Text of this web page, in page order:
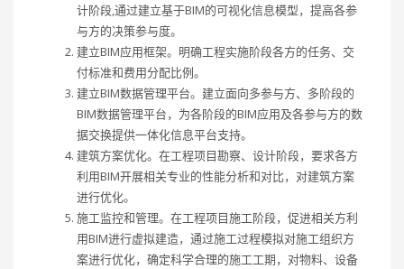
计阶段,通过建立基于BIM的可视化信息模型，提高各参
与方的决策参与度。
建立BIM应用框架。明确工程实施阶段各方的任务、交
付标准和费用分配比例。
建立BIM数据管理平台。建立面向多参与方、多阶段的
BIM数据管理平台，为各阶段的BIM应用及各参与方的数
据交换提供一体化信息平台支持。
建筑方案优化。在工程项目勘察、设计阶段，要求各方
利用BIM开展相关专业的性能分析和对比，对建筑方案
进行优化。
施工监控和管理。在工程项目施工阶段，促进相关方利
用BIM进行虚拟建造，通过施工过程模拟对施工组织方
案进行优化，确定科学合理的施工工期，对物料、设备